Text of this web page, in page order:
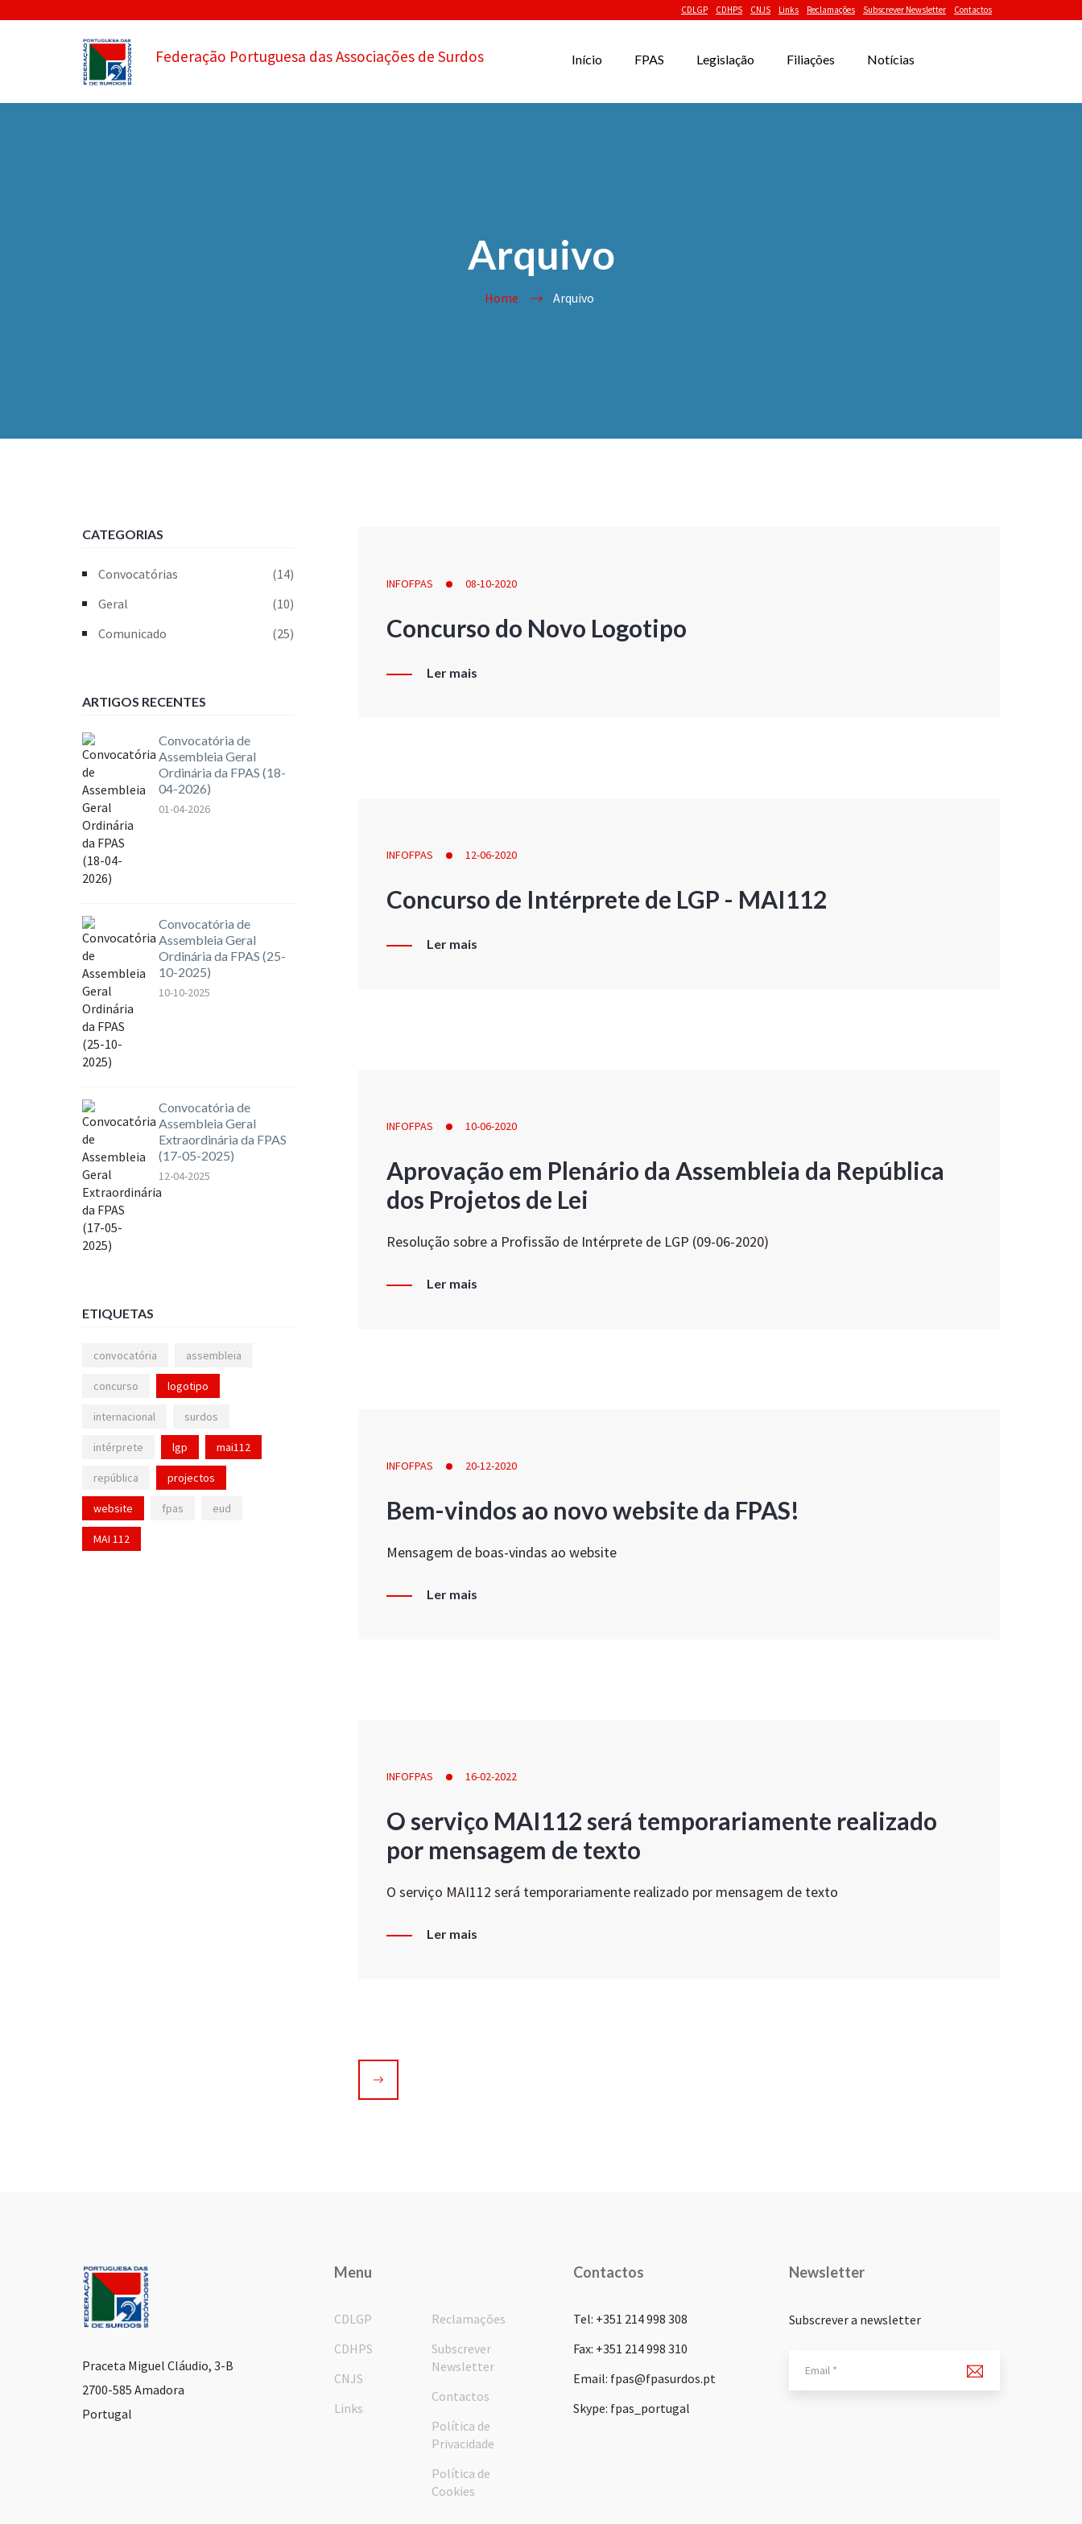
CDLGP CDHPS CNJS Links Reclamações Subscrever Newsletter Contactos
Federação Portuguesa das Associações de Surdos Início FPAS Legislação Filiações Notícias
Arquivo
Home Arquivo
INFOFPAS 08-10-2020
Concurso do Novo Logotipo
Ler mais
INFOFPAS 12-06-2020
Concurso de Intérprete de LGP - MAI112
Ler mais
INFOFPAS 10-06-2020
Aprovação em Plenário da Assembleia da República
dos Projetos de Lei
Resolução sobre a Profissão de Intérprete de LGP (09-06-2020)
Ler mais
INFOFPAS 20-12-2020
Bem-vindos ao novo website da FPAS!
Mensagem de boas-vindas ao website
Ler mais
INFOFPAS 16-02-2022
O serviço MAI112 será temporariamente realizado
por mensagem de texto
O serviço MAI112 será temporariamente realizado por mensagem de texto
Ler mais
CATEGORIAS
Convocatórias
(14)
Geral
(10)
Comunicado
(25)
ARTIGOS RECENTES
Convocatória de
Assembleia Geral
Ordinária da FPAS (18-
04-2026)
01-04-2026
Convocatória de
Assembleia Geral
Ordinária da FPAS (25-
10-2025)
10-10-2025
Convocatória de
Assembleia Geral
Extraordinária da FPAS
(17-05-2025)
12-04-2025
ETIQUETAS
convocatória assembleia
concurso logotipo
internacional surdos
intérprete lgp mai112
república projectos
website fpas eud
MAI 112
Praceta Miguel Cláudio, 3-B
2700-585 Amadora
Portugal
Menu
CDLGP
CDHPS
CNJS
Links
Reclamações
Subscrever
Newsletter
Contactos
Política de
Privacidade
Política de
Cookies
Contactos
Tel: +351 214 998 308
Fax: +351 214 998 310
Email: fpas@fpasurdos.pt
Skype: fpas_portugal
Newsletter
Subscrever a newsletter